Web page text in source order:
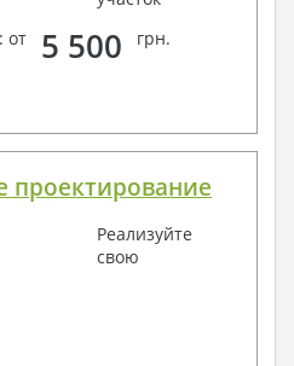
: от 5 500 грн.
проектирование
Реализуйте
свою